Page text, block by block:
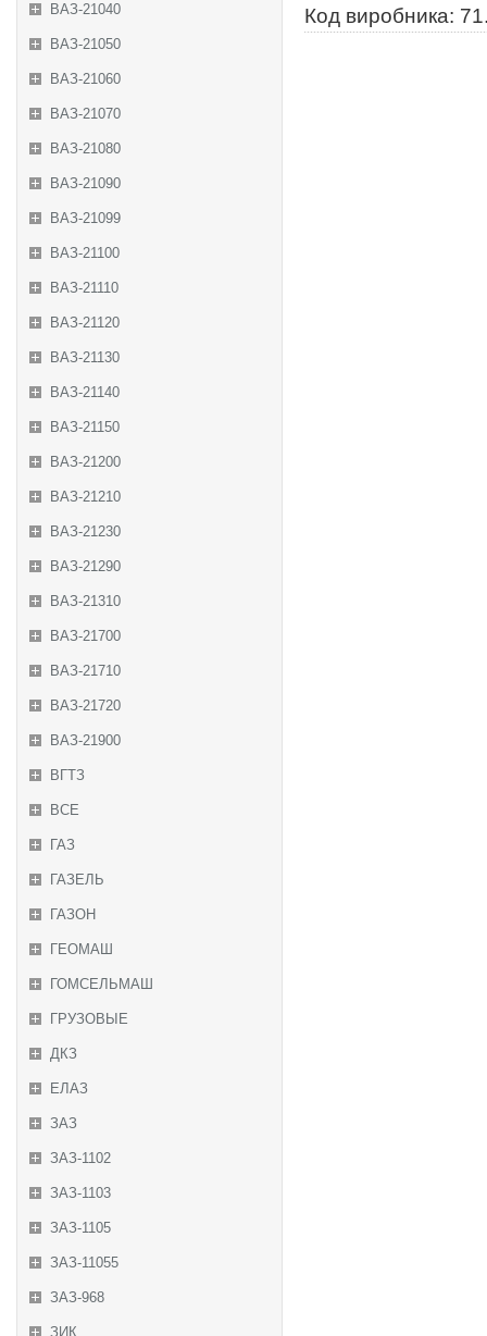
ВАЗ-21040
ВАЗ-21050
ВАЗ-21060
ВАЗ-21070
ВАЗ-21080
ВАЗ-21090
ВАЗ-21099
ВАЗ-21100
ВАЗ-21110
ВАЗ-21120
ВАЗ-21130
ВАЗ-21140
ВАЗ-21150
ВАЗ-21200
ВАЗ-21210
ВАЗ-21230
ВАЗ-21290
ВАЗ-21310
ВАЗ-21700
ВАЗ-21710
ВАЗ-21720
ВАЗ-21900
ВГТЗ
ВСЕ
ГАЗ
ГАЗЕЛЬ
ГАЗОН
ГЕОМАШ
ГОМСЕЛЬМАШ
ГРУЗОВЫЕ
ДКЗ
ЕЛАЗ
ЗАЗ
ЗАЗ-1102
ЗАЗ-1103
ЗАЗ-1105
ЗАЗ-11055
ЗАЗ-968
ЗИК
Код виробника: